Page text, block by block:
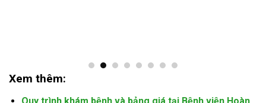
Xem thêm: